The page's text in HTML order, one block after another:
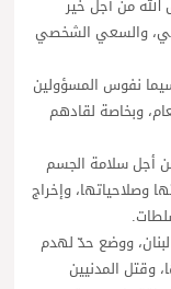
من أجل خير
والسعي الشخصي
نفوس المسؤولين
وبخاصة لقادهم
أجل سلامة الجسم
وصلاحياتها، وإخراج
ووضع حدّ لهدم
وقتل المدنيين